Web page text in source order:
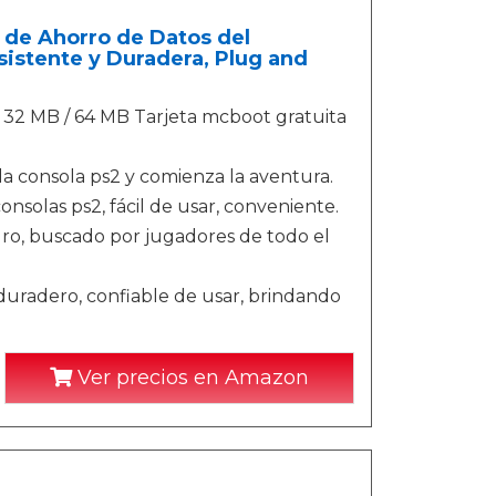
Ahorro de Datos del
y Duradera, Plug and
MB / 64 MB Tarjeta mcboot gratuita
consola ps2 y comienza la aventura.
ps2, fácil de usar, conveniente.
buscado por jugadores de todo el
confiable de usar, brindando
Ver precios en Amazon